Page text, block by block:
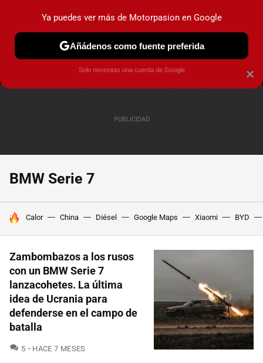
MENÚ NUEVO
COCHES ELÉCTRICOS OBSERVATORIO
BMW Serie 7
HOY SE HABLA DE
Calor China Diésel Google Maps Xiaomi BYD
Zambombazos a los rusos
con un BMW Serie 7
lanzacohetes. La última
idea de Ucrania para
defenderse en el campo de
batalla
5 COMENTARIOS
HACE 7 MESES
×
Ya puedes ver más de Motorpasion en Google
Añádenos como fuente preferida
Solo necesitas una cuenta de Google